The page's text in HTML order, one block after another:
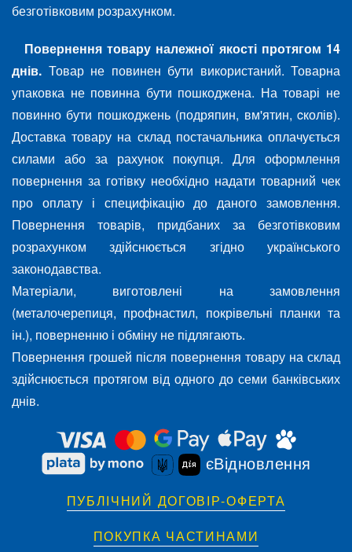
безготівковим розрахунком.
Повернення товару належної якості протягом 14
днів. Товар не повинен бути використаний. Товарна
упаковка не повинна бути пошкоджена. На товарі не
повинно бути пошкоджень (подряпин, вм'ятин, cколів).
Доставка товару на склад постачальника оплачується
силами або за рахунок покупця. Для оформлення
повернення за готівку необхідно надати товарний чек
про оплату і специфікацію до даного замовлення.
Повернення товарів, придбаних за безготівковим
розрахунком здійснюється згідно українського
законодавства.
Матеріали, виготовлені на замовлення
(металочерепиця, профнастил, покрівельні планки та
ін.), поверненню і обміну не підлягають.
Повернення грошей після повернення товару на склад
здійснюється протягом від одного до семи банківських
днів.
єВідновлення
ПУБЛІЧНИЙ ДОГОВІР-ОФЕРТА
ПОКУПКА ЧАСТИНАМИ